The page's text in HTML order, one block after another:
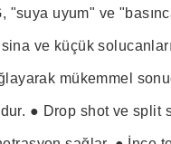
"suya uyum" ve
ve küçük
mükemmel
● Drop shot ve